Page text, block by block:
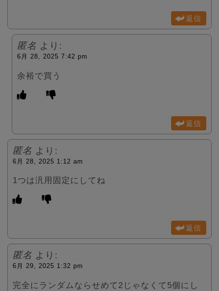
返信
匿名 より:
6月 28, 2025 7:42 pm
余裕で買う
返信
匿名 より:
6月 28, 2025 1:12 am
1つは汎用固定にしてね
返信
匿名 より:
6月 29, 2025 1:32 pm
完全にランダムならせめて2じゃなくて5個にし